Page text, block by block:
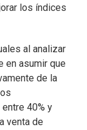
los índices
al analizar
en asumir que
de la
40% y
venta de